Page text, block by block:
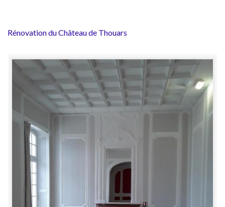
Rénovation du Château de Thouars